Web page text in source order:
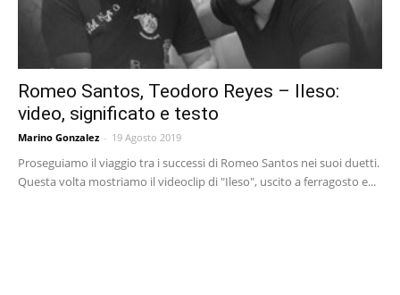
Romeo Santos, Teodoro Reyes – Ileso:
video, significato e testo
Marino Gonzalez - 19 Agosto 2019
Proseguiamo il viaggio tra i successi di Romeo Santos nei suoi duetti.
Questa volta mostriamo il videoclip di "Ileso", uscito a ferragosto e...